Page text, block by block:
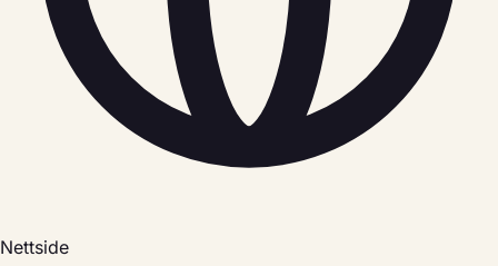
Nettside